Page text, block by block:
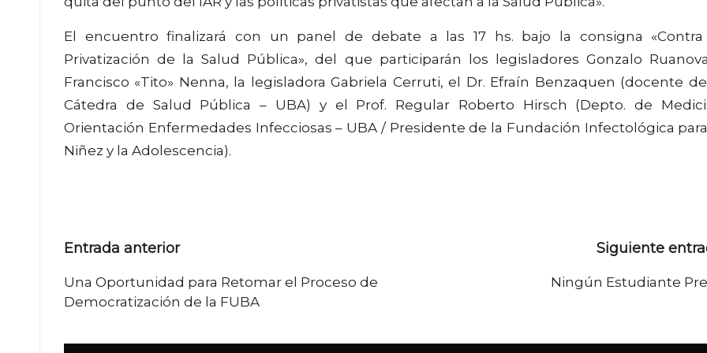
El encuentro finalizará con un panel de debate a las 17 hs. bajo la consigna «Contra
Privatización de la Salud Pública», del que participarán los legisladores Gonzalo
Francisco «Tito» Nenna, la legisladora Gabriela Cerruti, el Dr. Efraín Benzaquen (docente
Cátedra de Salud Pública – UBA) y el Prof. Regular Roberto Hirsch (Depto. de
Orientación Enfermedades Infecciosas – UBA / Presidente de la Fundación Infectológica
Niñez y la Adolescencia).
Navegación
de
Entrada anterior
Una Oportunidad para Retomar el Proceso de
Democratización de la FUBA
Siguiente
Ningún Estudiante